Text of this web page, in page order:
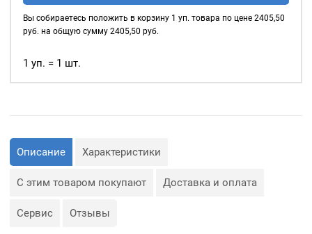
краёв отверстий, в которые
продеваются верёвки,
шнуры, тесьма, тросы и т.
используются для
украшения изделия.
одежды;
— Изготовление сумок;
— Изготовление различных
— Изготовление
(№24)
Premium
Вы собираетесь положить в корзину 1 уп. товара по цене 2405,50
руб. на общую сумму 2405,50 руб.
1 уп. = 1 шт.
Описание Характеристики
С этим товаром покупают Доставка и оплата
Сервис Отзывы